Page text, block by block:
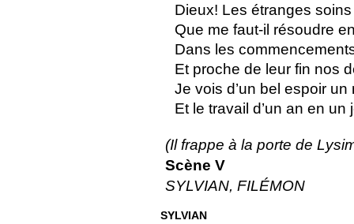
Dieux! Les étranges
Que me faut-il résoudre
Dans les
Et proche de leur fin nos
Je vois d’un bel espoir
Et le travail d’un an en un
(Il frappe à la porte de
Scène V
SYLVIAN, FILÉMON
SYLVIAN